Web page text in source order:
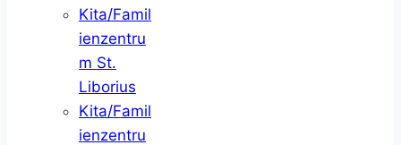
Kita/Famil
ienzentru
m St.
Liborius
Kita/Famil
ienzentru